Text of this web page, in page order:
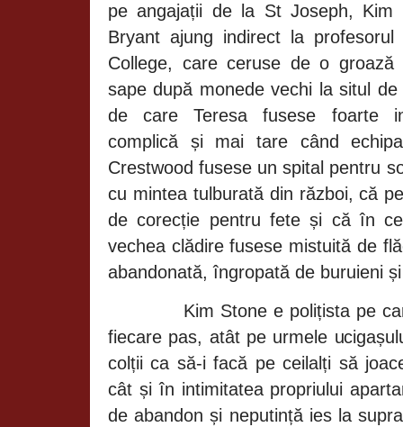
pe angajații de la St Joseph, Kim
Bryant ajung indirect la profesorul
College, care ceruse de o
sape după monede vechi la situl
de care Teresa fusese foarte
complică și mai tare când
Crestwood fusese un spital pentru
cu mintea tulburată din război, că
de corecție pentru fete și că în
vechea clădire fusese mistuită de
abandonată, îngropată de buruieni
Kim Stone e polițista pe
fiecare pas, atât pe urmele
colții ca să-i facă pe ceilalți să
cât și în intimitatea propriului
de abandon și neputință ies la